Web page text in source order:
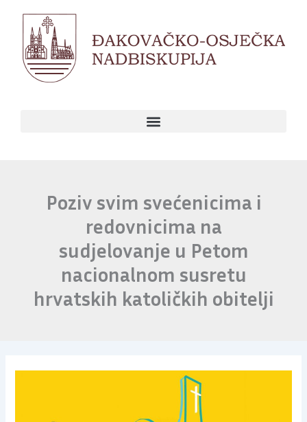
content
Poziv svim svećenicima i
redovnicima na
sudjelovanje u Petom
nacionalnom susretu
hrvatskih katoličkih obitelji